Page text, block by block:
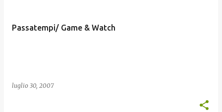
Passatempi/ Game & Watch
luglio 30, 2007